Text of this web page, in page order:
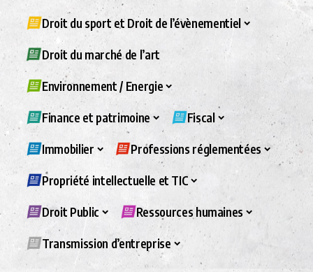
Droit du sport et Droit de l’évènementiel
Droit du marché de l’art
Environnement / Energie
Finance et patrimoine Fiscal
Immobilier Professions réglementées
Propriété intellectuelle et TIC
Droit Public Ressources humaines
Transmission d’entreprise